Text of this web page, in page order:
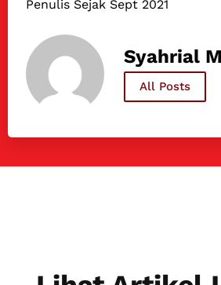
Penulis Sejak Sept 2021
Syahrial
All Posts